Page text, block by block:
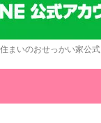
住まいのおせっかい家公